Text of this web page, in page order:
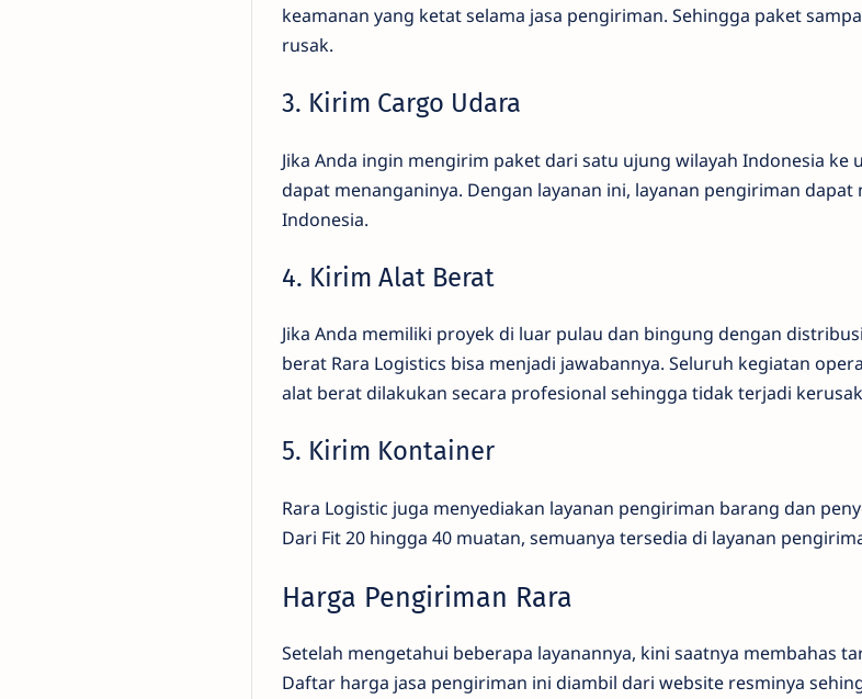
keamanan yang ketat selama jasa pengiriman. Sehingga paket
rusak.
3. Kirim Cargo Udara
Jika Anda ingin mengirim paket dari satu ujung wilayah Indonesia ke
dapat menanganinya. Dengan layanan ini, layanan pengiriman
Indonesia.
4. Kirim Alat Berat
Jika Anda memiliki proyek di luar pulau dan bingung dengan
berat Rara Logistics bisa menjadi jawabannya. Seluruh kegiatan
alat berat dilakukan secara profesional sehingga tidak terjadi
5. Kirim Kontainer
Rara Logistic juga menyediakan layanan pengiriman barang dan
Dari Fit 20 hingga 40 muatan, semuanya tersedia di layanan
Harga Pengiriman Rara
Setelah mengetahui beberapa layanannya, kini saatnya membahas
Daftar harga jasa pengiriman ini diambil dari website resminya